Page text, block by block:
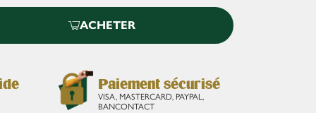
ACHETER
Paiement sécurisé
VISA, MASTERCARD, PAYPAL,
BANCONTACT